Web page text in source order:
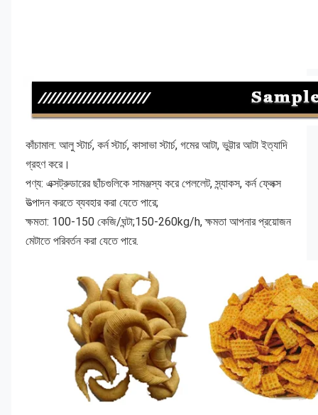
কাঁচামাল: আলু স্টার্চ, কর্ন স্টার্চ, কাসাভা স্টার্চ, গমের আটা, ভুট্টার আটা ইত্যাদি
গ্রহণ করে।
পণ্য: এক্সট্রুডারের ছাঁচগুলিকে সামঞ্জস্য করে পেললেট, স্ন্যাকস, কর্ন ফ্লেক্স
উত্পাদন করতে ব্যবহার করা যেতে পারে;
ক্ষমতা: 100-150 কেজি/ঘন্টা;150-260kg/h, ক্ষমতা আপনার প্রয়োজন
মেটাতে পরিবর্তন করা যেতে পারে.